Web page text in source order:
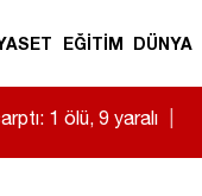
EĞİTİM DÜNYA
1 ölü, 9 yaralı